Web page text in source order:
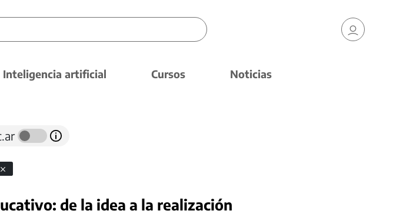
Inteligencia artificial Cursos Noticias
de la idea a la realización